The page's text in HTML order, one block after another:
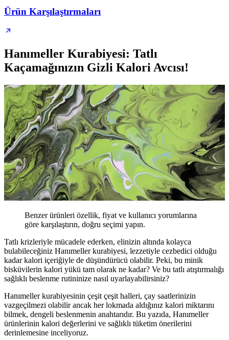
Ürün Karşılaştırmaları
Hanımeller Kurabiyesi: Tatlı
Kaçamağınızın Gizli Kalori Avcısı!
Benzer ürünleri özellik, fiyat ve kullanıcı yorumlarına
göre karşılaştırın, doğru seçimi yapın.
Tatlı krizleriyle mücadele ederken, elinizin altında kolayca
bulabileceğiniz Hanımeller kurabiyesi, lezzetiyle cezbedici olduğu
kadar kalori içeriğiyle de düşündürücü olabilir. Peki, bu minik
bisküvilerin kalori yükü tam olarak ne kadar? Ve bu tatlı atıştırmalığı
sağlıklı beslenme rutininize nasıl uyarlayabilirsiniz?
Hanımeller kurabiyesinin çeşit çeşit halleri, çay saatlerinizin
vazgeçilmezi olabilir ancak her lokmada aldığınız kalori miktarını
bilmek, dengeli beslenmenin anahtarıdır. Bu yazıda, Hanımeller
ürünlerinin kalori değerlerini ve sağlıklı tüketim önerilerini
derinlemesine inceliyoruz.